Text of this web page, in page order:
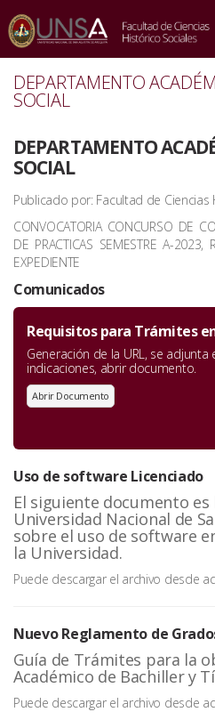
INICIO COMUNICADOS /
DEPARTAMENTO ACADÉMICO DE TRABAJO
DEPARTAMENTO
SOCIAL
DEPARTAMENTO
SOCIAL
Publicado por: Facultad de Ciencias
CONVOCATORIA CONCURSO DE
DE PRACTICAS SEMESTRE A-2023,
EXPEDIENTE
Comunicados
Requisitos para Trámites
Generación de la URL, se adjunta
indicaciones, abrir documento.
Abrir Documento
Uso de software Licenciado
El siguiente documento
Universidad Nacional de
sobre el uso de software
la Universidad.
Puede descargar el archivo desde
Nuevo Reglamento de
Guía de Trámites para la
Académico de Bachiller y
Puede descargar el archivo desde